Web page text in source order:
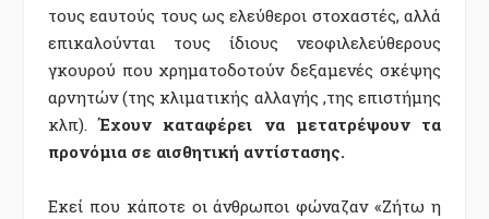
τους εαυτούς τους ως ελεύθεροι στοχαστές, αλλά
επικαλούνται τους ίδιους νεοφιλελεύθερους
γκουρού που χρηματοδοτούν δεξαμενές σκέψης
αρνητών (της κλιματικής αλλαγής ,της επιστήμης
κλπ).
Έχουν καταφέρει να μετατρέψουν τα
προνόμια σε αισθητική αντίστασης.
Εκεί που κάποτε οι άνθρωποι φώναζαν «Ζήτω η